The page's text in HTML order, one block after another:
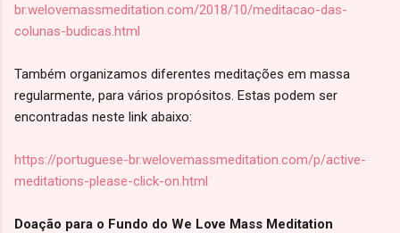
br.welovemassmeditation.com/2018/10/meditacao-das-
colunas-budicas.html
Também organizamos diferentes meditações em massa
regularmente, para vários propósitos. Estas podem ser
encontradas neste link abaixo:
https://portuguese-br.welovemassmeditation.com/p/active-
meditations-please-click-on.html
Doação para o Fundo do We Love Mass Meditation